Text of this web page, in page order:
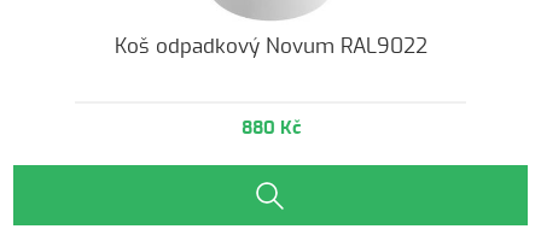
Koš odpadkový Novum RAL9022
880 Kč